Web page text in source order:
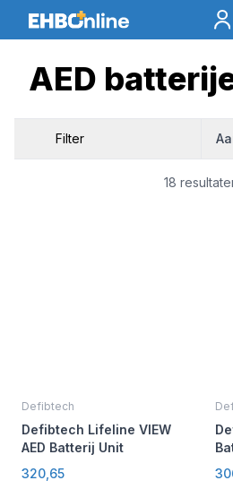
AED
Filter
18
Defibtech
Defibtech Lifeline VIEW
AED Batterij Unit
320,65